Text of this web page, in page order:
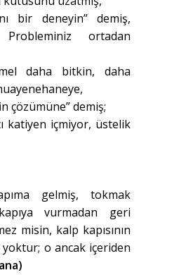
bir deneyin” demiş,
ortadan
daha bitkin, daha
çözümüne” demiş;
katiyen içmiyor, üstelik
gelmiş, tokmak
vurmadan geri
misin, kalp kapısının
yoktur; o ancak içeriden